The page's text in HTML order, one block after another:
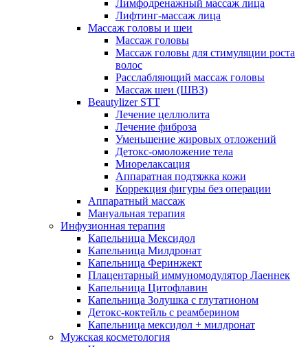
Лимфодренажный массаж лица
Лифтинг-массаж лица
Массаж головы и шеи
Массаж головы
Массаж головы для стимуляции роста
волос
Расслабляющий массаж головы
Массаж шеи (ШВЗ)
Beautylizer STT
Лечение целлюлита
Лечение фиброза
Уменьшение жировых отложений
Детокс-омоложение тела
Миорелаксация
Аппаратная подтяжка кожи
Коррекция фигуры без операции
Аппаратный массаж
Мануальная терапия
Инфузионная терапия
Капельница Мексидол
Капельница Милдронат
Капельница Феринжект
Плацентарный иммуномодулятор Лаеннек
Капельница Цитофлавин
Капельница Золушка с глутатионом
Детокс-коктейль с реамберином
Капельница мексидол + милдронат
Мужская косметология